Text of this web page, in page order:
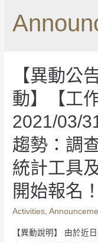
【異動公
動】【工
2021/03/
趨勢：調
統計工具
開始報名！
Activities ,
【異動說明】 由於近